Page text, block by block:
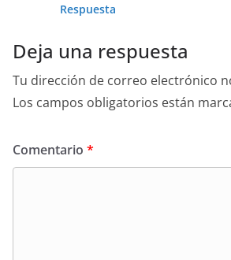
Respuesta
Deja una respuesta
Tu dirección de correo electrónico
Los campos obligatorios están
Comentario *